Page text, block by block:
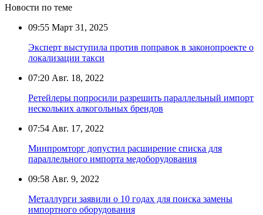
Новости по теме
09:55 Март 31, 2025
Эксперт выступила против поправок в законопроекте о
локализации такси
07:20 Авг. 18, 2022
Ретейлеры попросили разрешить параллельный импорт
нескольких алкогольных брендов
07:54 Авг. 17, 2022
Минпромторг допустил расширение списка для
параллельного импорта медоборудования
09:58 Авг. 9, 2022
Металлурги заявили о 10 годах для поиска замены
импортного оборудования